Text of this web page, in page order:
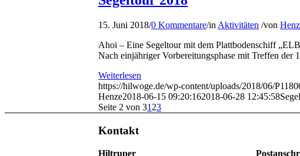
15. Juni 2018/0 Kommentare/in Aktivitäten /von
Ahoi – Eine Segeltour mit dem Plattbodenschiff
Nach einjähriger Vorbereitungsphase mit Treffen
Weiterlesen
https://hilwoge.de/wp-content/uploads/2018/06/
Henze2018-06-15 09:20:162018-06-28 12:45:58
Seite 2 von 31 23
Kontakt
Hiltruper